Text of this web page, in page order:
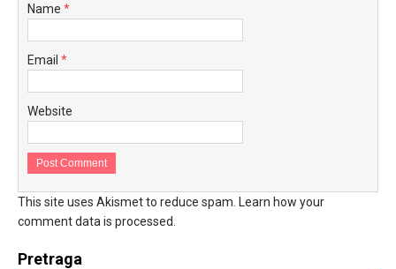
Name *
Email *
Website
This site uses Akismet to reduce spam. Learn how your
comment data is processed.
Pretraga